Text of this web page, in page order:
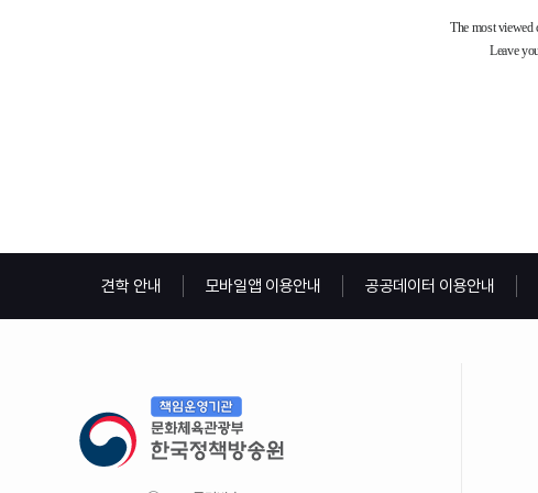
견학 안내 모바일앱 이용안내 공공데이터 이용안내